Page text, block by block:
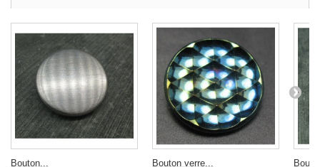
Bouton...
Bouton verre...